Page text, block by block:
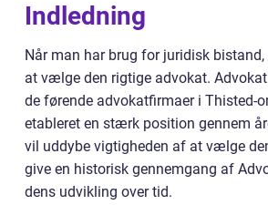
Indledning
Når man har brug for juridisk
at vælge den rigtige advokat.
de førende advokatfirmaer i Thisted-
etableret en stærk position gennem
vil uddybe vigtigheden af at vælge
give en historisk gennemgang af
dens udvikling over tid.